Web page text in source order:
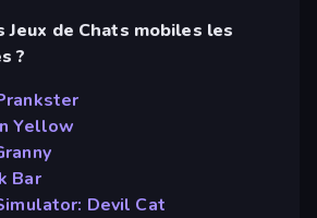
Jeux de Chats mobiles les
?
Yellow
Bar
Devil Cat